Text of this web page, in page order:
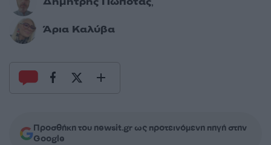
Άρια Καλύβα
Προσθήκη του newsit.gr ως προτεινόμενη πηγή στην
Google